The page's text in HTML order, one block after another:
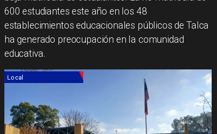
600 estudiantes este año en los 48
establecimientos educacionales públicos de Talca
ha generado preocupación en la comunidad
educativa.
Local